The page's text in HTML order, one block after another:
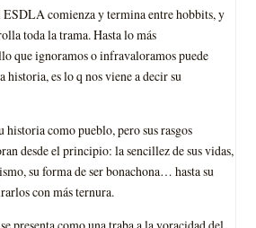
ESDLA comienza y termina entre hobbits, y
toda la trama. Hasta lo más
que ignoramos o infravaloramos puede
historia, es lo q nos viene a decir su
historia como pueblo, pero sus rasgos
desde el principio: la sencillez de sus vidas,
su forma de ser bonachona… hasta su
con más ternura.